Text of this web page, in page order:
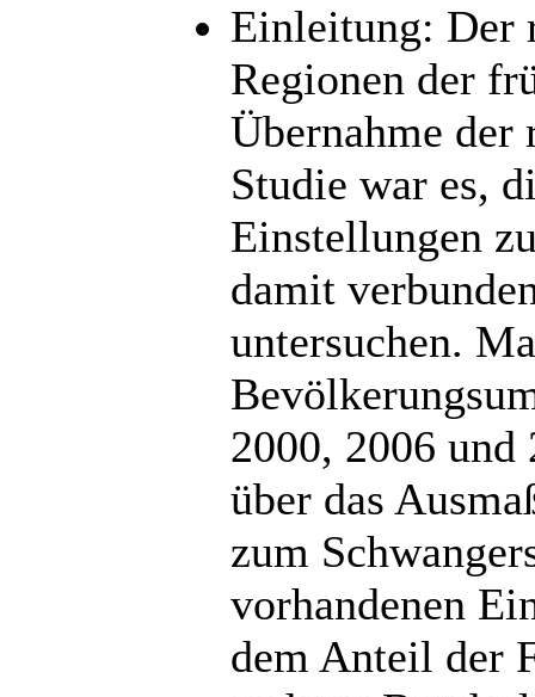
Einleitung: Der
Regionen der
Übernahme
Studie war es,
Einstellungen
damit
untersuchen.
2000, 2006 und
über das
zum
vorhandenen
dem Anteil der